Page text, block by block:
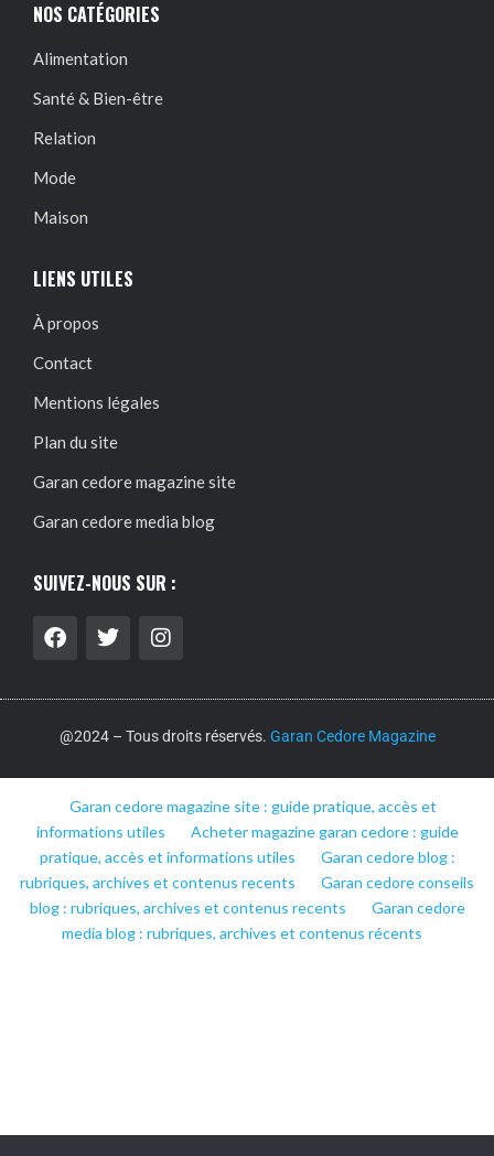
NOS CATÉGORIES
Alimentation
Santé & Bien-être
Relation
Mode
Maison
LIENS UTILES
À propos
Contact
Mentions légales
Plan du site
Garan cedore magazine site
Garan cedore media blog
SUIVEZ-NOUS SUR :
@2024 – Tous droits réservés. Garan Cedore Magazine
Garan cedore magazine site : guide pratique, accès et
informations utiles
Acheter magazine garan cedore : guide
pratique, accès et informations utiles
Garan cedore blog :
rubriques, archives et contenus recents
Garan cedore conseils
blog : rubriques, archives et contenus recents
Garan cedore
media blog : rubriques, archives et contenus récents